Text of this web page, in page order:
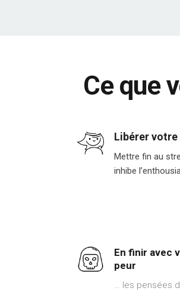
Ce que
Libérer
Mettre fin au
inhibe
En finir avec
peur
… les pensées